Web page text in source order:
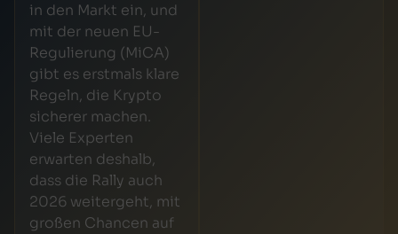
in den Markt ein, und
mit der neuen EU-
Regulierung (MiCA)
gibt es erstmals klare
Regeln, die Krypto
sicherer machen.
Viele Experten
erwarten deshalb,
dass die Rally auch
2026 weitergeht, mit
großen Chancen auf